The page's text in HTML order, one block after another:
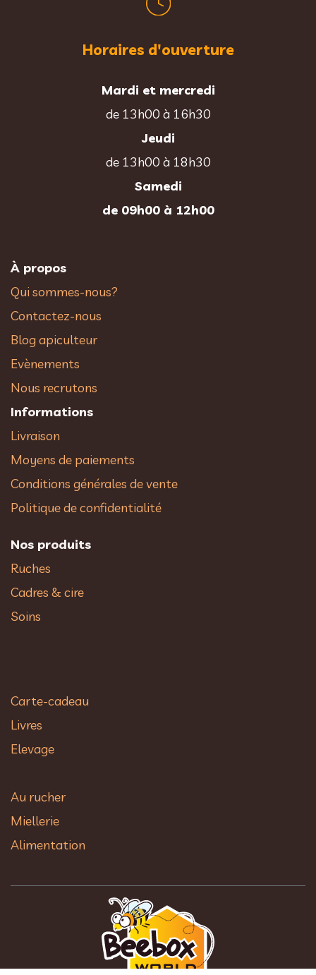
Horaires d'ouverture
Mardi et mercredi
de 13h00 à 16h30
Jeudi
de 13h00 à 18h30
Samedi
de 09h00 à 12h00
À propos
Qui sommes-nous?
Contactez-nous
Blog apiculteur
Evènements
Nous recrutons
Informations
Livraison
Moyens de paiements
Conditions générales de vente
Politique de confidentialité
Nos produits
Ruches
Cadres & cire
Soins
Carte-cadeau
Livres
Elevage
Au rucher​
Miellerie
Alimentation